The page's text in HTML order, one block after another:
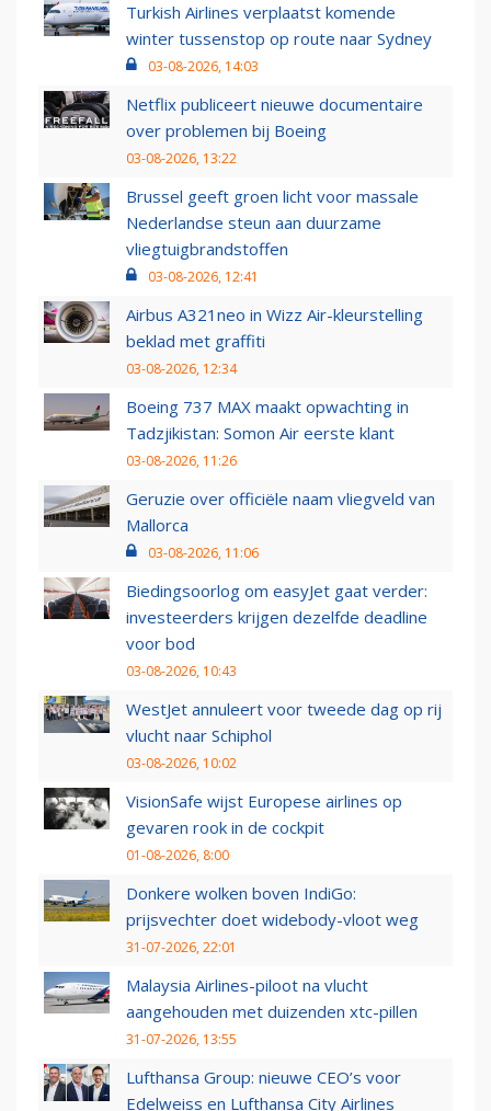
Turkish Airlines verplaatst komende
winter tussenstop op route naar Sydney
03-08-2026, 14:03
Netflix publiceert nieuwe documentaire
over problemen bij Boeing
03-08-2026, 13:22
Brussel geeft groen licht voor massale
Nederlandse steun aan duurzame
vliegtuigbrandstoffen
03-08-2026, 12:41
Airbus A321neo in Wizz Air-kleurstelling
beklad met graffiti
03-08-2026, 12:34
Boeing 737 MAX maakt opwachting in
Tadzjikistan: Somon Air eerste klant
03-08-2026, 11:26
Geruzie over officiële naam vliegveld van
Mallorca
03-08-2026, 11:06
Biedingsoorlog om easyJet gaat verder:
investeerders krijgen dezelfde deadline
voor bod
03-08-2026, 10:43
WestJet annuleert voor tweede dag op rij
vlucht naar Schiphol
03-08-2026, 10:02
VisionSafe wijst Europese airlines op
gevaren rook in de cockpit
01-08-2026, 8:00
Donkere wolken boven IndiGo:
prijsvechter doet widebody-vloot weg
31-07-2026, 22:01
Malaysia Airlines-piloot na vlucht
aangehouden met duizenden xtc-pillen
31-07-2026, 13:55
Lufthansa Group: nieuwe CEO’s voor
Edelweiss en Lufthansa City Airlines